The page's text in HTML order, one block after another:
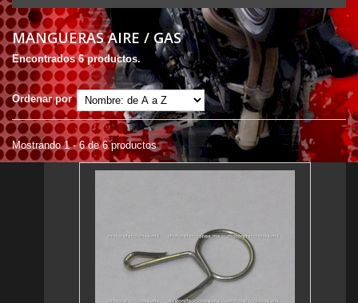
MANGUERAS AIRE / GAS
Encontrados 6 productos.
Ordenar por
Mostrando 1 - 6 de 6 productos